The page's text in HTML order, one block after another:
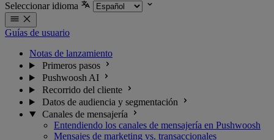
Seleccionar idioma
Guías de usuario
Notas de lanzamiento
Primeros pasos
Pushwoosh AI
Recorrido del cliente
Datos de audiencia y segmentación
Canales de mensajería
Entendiendo los canales de mensajería en Pushwoosh
Mensajes de marketing vs. transaccionales